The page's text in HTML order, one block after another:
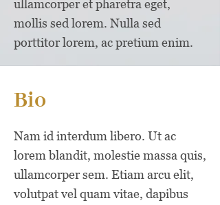
ullamcorper et pharetra eget,
mollis sed lorem. Nulla sed
porttitor lorem, ac pretium enim.
Bio
Nam id interdum libero. Ut ac
lorem blandit, molestie massa quis,
ullamcorper sem. Etiam arcu elit,
volutpat vel quam vitae, dapibus